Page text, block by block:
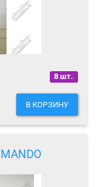
8 шт.
В КОРЗИНУ